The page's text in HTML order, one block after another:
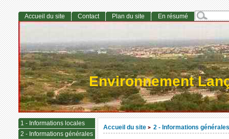
Environnement
Accueil du site > 2 - Informations générales
Accueil du site Contact Plan du site En résumé
1 - Informations locales
2 - Informations générales